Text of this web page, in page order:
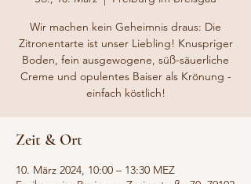
Wir machen kein Geheimnis draus: Die
Zitronentarte ist unser Liebling! Knuspriger
Boden, fein ausgewogene, süß-säuerliche
Creme und opulentes Baiser als Krönung -
einfach köstlich!
Zeit & Ort
10. März 2024, 10:00 – 13:30 MEZ